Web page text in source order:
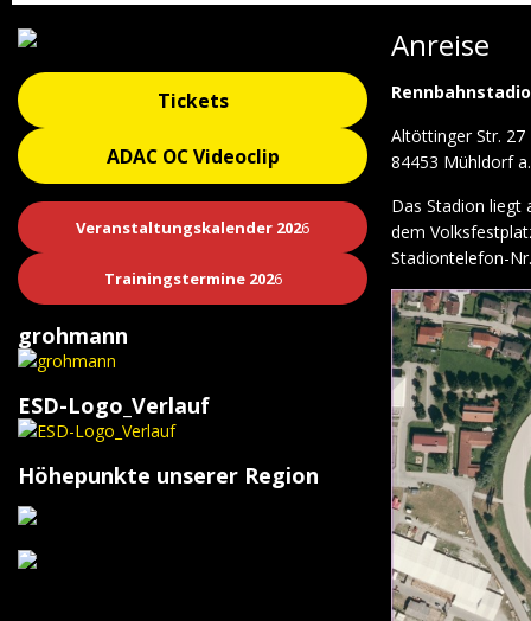
Anreise
Altöttinger Str. 27
84453 Mühldorf
Das Stadion liegt
dem
Stadiontelefon-
Tickets
ADAC OC Videoclip
Veranstaltungskalender 2026
Trainingstermine 2026
grohmann
ESD-Logo_Verlauf
Höhepunkte unserer Region